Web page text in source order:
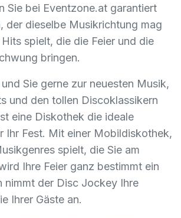
Sie bei Eventzone.at garantiert
der dieselbe Musikrichtung mag
spielt, die die Feier und die
bringen.
Sie gerne zur neuesten Musik,
und den tollen Discoklassikern
eine Diskothek die ideale
Ihr Fest. Mit einer Mobildiskothek,
spielt, die Sie am
Ihre Feier ganz bestimmt ein
nimmt der Disc Jockey Ihre
Ihrer Gäste an.